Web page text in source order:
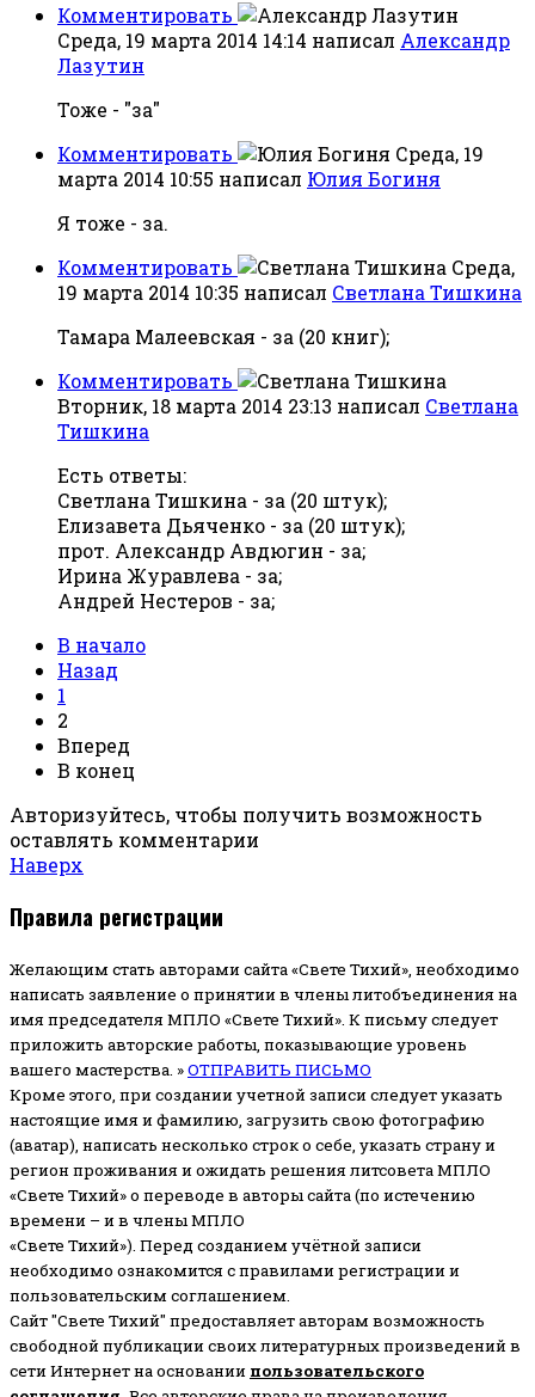
Комментировать
Среда, 19 марта 2014 14:14 написал Александр
Лазутин
Тоже - "за"
Комментировать
Среда, 19
марта 2014 10:55 написал Юлия Богиня
Я тоже - за.
Комментировать
Среда,
19 марта 2014 10:35 написал Светлана Тишкина
Тамара Малеевская - за (20 книг);
Комментировать
Вторник, 18 марта 2014 23:13 написал Светлана
Тишкина
Есть ответы:
Светлана Тишкина - за (20 штук);
Елизавета Дьяченко - за (20 штук);
прот. Александр Авдюгин - за;
Ирина Журавлева - за;
Андрей Нестеров - за;
В начало
Назад
1
2
Вперед
В конец
Авторизуйтесь, чтобы получить возможность
оставлять комментарии
Наверх
Правила регистрации
Желающим стать авторами сайта «Свете Тихий», необходимо
написать заявление о принятии в члены литобъединения на
имя председателя МПЛО «Свете Тихий». К письму следует
приложить авторские работы, показывающие уровень
вашего мастерства. »ОТПРАВИТЬ ПИСЬМО
Кроме этого, при создании учетной записи следует указать
настоящие имя и фамилию, загрузить свою фотографию
(аватар), написать несколько строк о себе, указать страну и
регион проживания и ожидать решения литсовета МПЛО
«Свете Тихий» о переводе в авторы сайта (по истечению
времени – и в члены МПЛО
«Свете Тихий»). Перед созданием учётной записи
необходимо ознакомится с правилами регистрации и
пользовательским соглашением.
Сайт "Свете Тихий" предоставляет авторам возможность
свободной публикации своих литературных произведений в
сети Интернет на основании пользовательского